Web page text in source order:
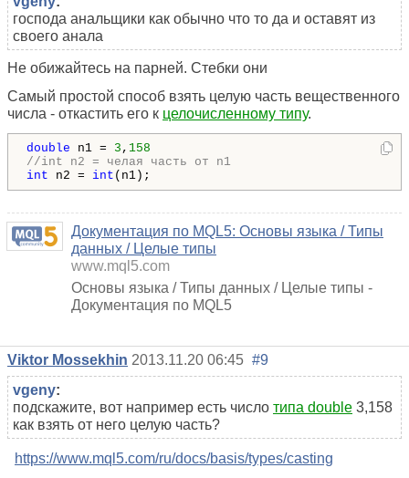
господа анальщики как обычно что то да и оставят из
своего анала
Не обижайтесь на парней. Стебки они
Самый простой способ взять целую часть вещественного
числа - откастить его к целочисленному типу.
double n1 = 3 , 158
//int n2 = челая часть от n1
int n2 = int (n1);
Документация по MQL5: Основы языка / Типы
данных / Целые типы
www.mql5.com
Основы языка / Типы данных / Целые типы -
Документация по MQL5
Viktor Mossekhin 2013.11.20 06:45 #9
vgeny:
подскажите, вот например есть число типа double 3,158
как взять от него целую часть?
https://www.mql5.com/ru/docs/basis/types/casting